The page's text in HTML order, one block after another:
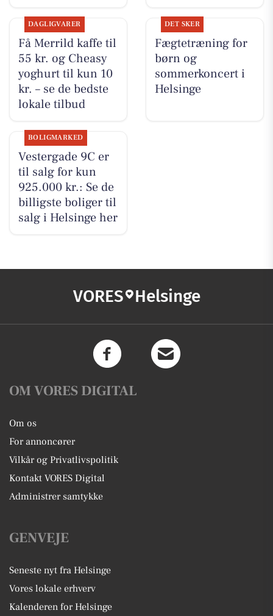
DAGLIGVARER
Få Merrild kaffe til
55 kr. og Cheasy
yoghurt til kun 10
kr. – se de bedste
lokale tilbud
DET SKER
Fægtetræning for
børn og
sommerkoncert i
Helsinge
BOLIGMARKED
Vestergade 9C er
til salg for kun
925.000 kr.: Se de
billigste boliger til
salg i Helsinge her
VORES Helsinge
OM VORES DIGITAL
Om os
For annoncører
Vilkår og Privatlivspolitik
Kontakt VORES Digital
Administrer samtykke
GENVEJE
Seneste nyt fra Helsinge
Vores lokale erhverv
Kalenderen for Helsinge